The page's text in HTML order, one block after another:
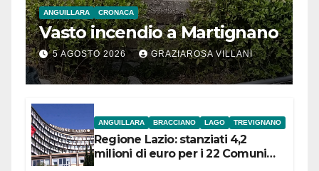
ANGUILLARA CRONACA
Vasto incendio a Martignano
5 AGOSTO 2026 GRAZIAROSA VILLANI
ANGUILLARA BRACCIANO LAGO TREVIGNANO
Regione Lazio: stanziati 4,2
milioni di euro per i 22 Comuni